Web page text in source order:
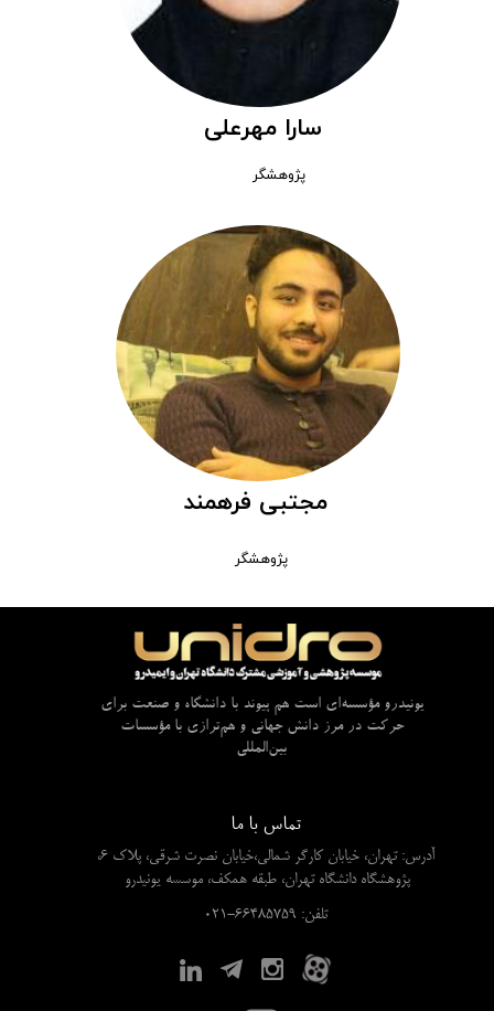
مجتبی فرهمند
پژوهشگر
سارا مهرعلی
پژوهشگر
یونیدرو مؤسسه‌ای است هم پیوند با دانشگاه و صنعت برای
حرکت در مرز دانش جهانی و هم‌ترازی با مؤسسات
بین‌المللی
تماس با ما
آدرس: تهران، خیابان کارگر شمالی،خیابان نصرت شرقی، پلاک 6،
پژوهشگاه دانشگاه تهران، طبقه همکف، موسسه یونیدرو
​​​​​​​تلفن: 66485759-021